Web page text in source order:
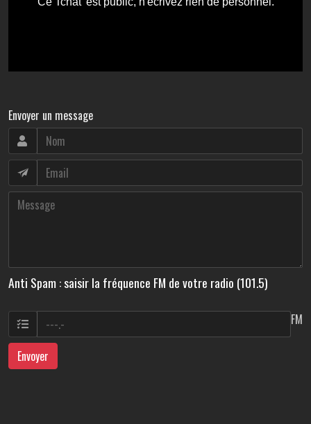
Envoyer un message
Anti Spam : saisir la fréquence FM de votre radio (101.5)
FM
Envoyer